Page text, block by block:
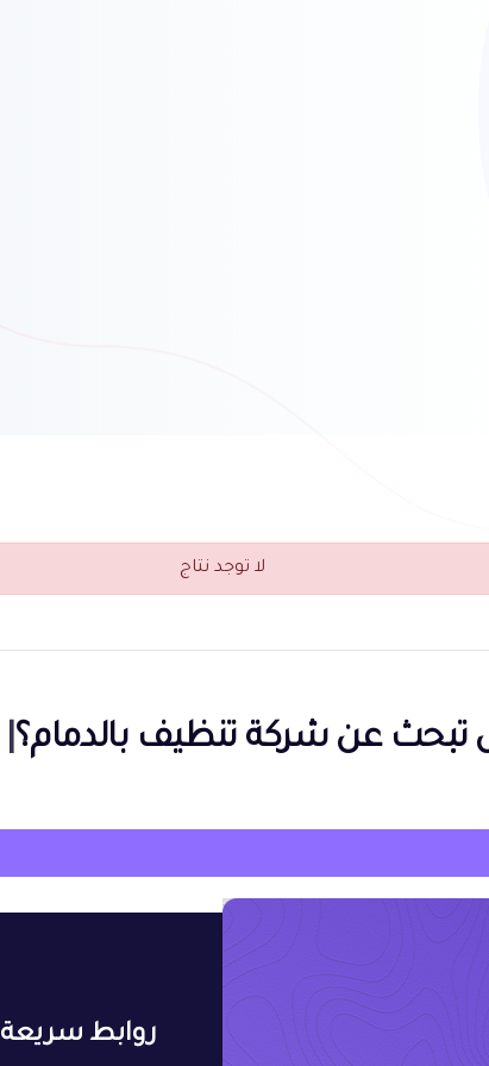
لا توجد نتاج
تبحث عنشركة تنظيف بالدمام؟
روابط سريعة